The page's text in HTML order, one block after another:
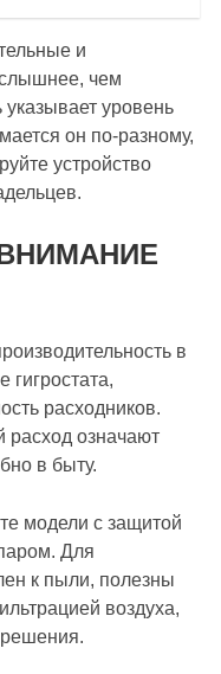
и
чем
уровень
он по-разному,
устройство
в
гигростата,
расходников.
расход означают
в быту.
модели с защитой
Для
к пыли, полезны
воздуха,